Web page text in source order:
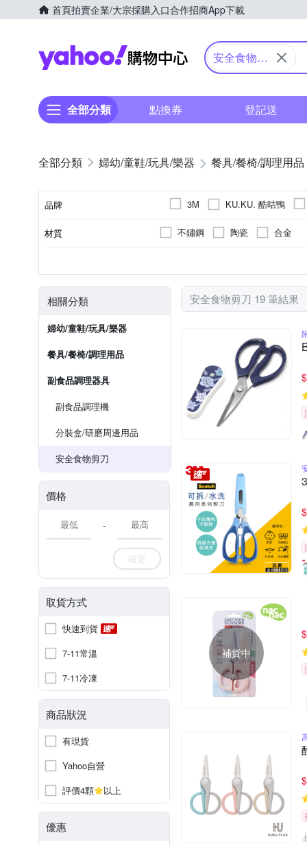
首頁拍賣企業/大宗採購入口合作招商App下載
Yahoo購物中心
安全食物剪
全部分類
點換券 登記送
婦幼/童鞋/玩具/樂器 餐具/餐椅/調理用品
品牌 3M KU.KU. 酷咕鴨
材質 不鏽鋼 陶瓷 合金
相關分類
婦幼/童鞋/玩具/樂器
餐具/餐椅/調理用品
副食品調理器具
副食品調理機
分裝盒/研磨周邊用品
安全食物剪刀
價格
-
確定
取貨方式
快速到貨
7-11常溫
7-11冷凍
商品狀況
有現貨
Yahoo自營
評價4顆
以上
優惠
安全食物剪刀 19 筆結果
$
$
補貨中
$
$